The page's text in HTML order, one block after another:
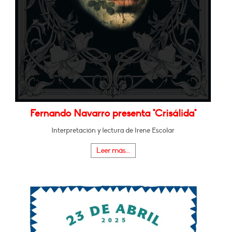
Fernando Navarro presenta "Crisálida"
Interpretación y lectura de Irene Escolar
Leer más...